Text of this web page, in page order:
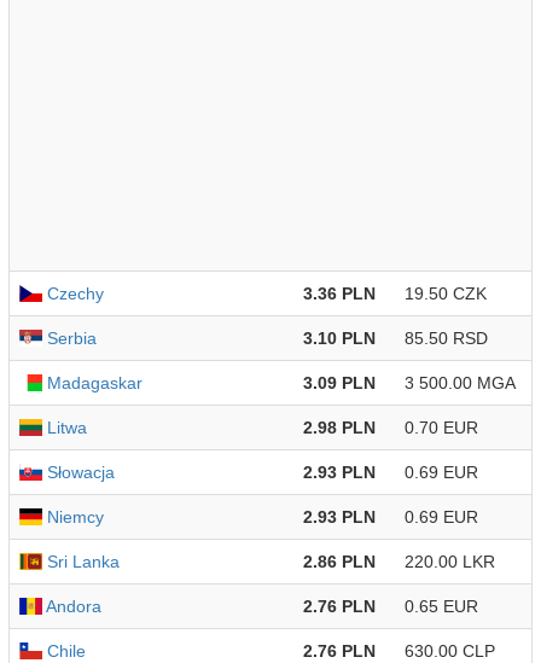
Czechy 3.36 PLN 19.50 CZK
Serbia 3.10 PLN 85.50 RSD
Madagaskar 3.09 PLN 3 500.00 MGA
Litwa 2.98 PLN 0.70 EUR
Słowacja 2.93 PLN 0.69 EUR
Niemcy 2.93 PLN 0.69 EUR
Sri Lanka 2.86 PLN 220.00 LKR
Andora 2.76 PLN 0.65 EUR
Chile 2.76 PLN 630.00 CLP